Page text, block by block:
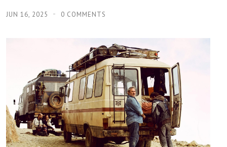
JUN 16, 2025 0 COMMENTS